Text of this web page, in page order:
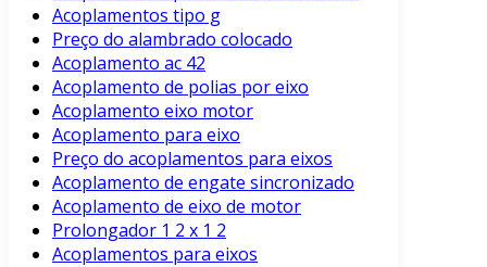
Acoplamentos tipo g
Preço do alambrado colocado
Acoplamento ac 42
Acoplamento de polias por eixo
Acoplamento eixo motor
Acoplamento para eixo
Preço do acoplamentos para eixos
Acoplamento de engate sincronizado
Acoplamento de eixo de motor
Prolongador 1 2 x 1 2
Acoplamentos para eixos